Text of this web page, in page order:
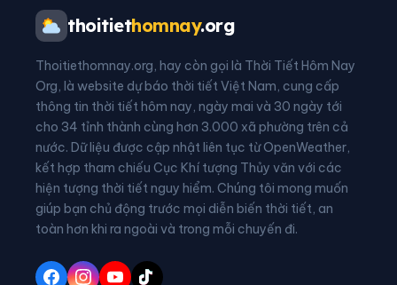
Phường Vĩnh Thông
Xã An Châu
Xã An Minh Xã An Phú
Xã Ba Chúc Xã Bình An
Xã Bình Giang Xã Bình Hòa
Xã Bình Mỹ Xã Bình Sơn
Xã Bình Thạnh Đông Xã Cần Đăng
Xã Châu Phong
thoitiethomnay.org
Thoitiethomnay.org, hay còn gọi là Thời Tiết Hôm Nay
Org, là website dự báo thời tiết Việt Nam, cung cấp
thông tin thời tiết hôm nay, ngày mai và 30 ngày tới
cho 34 tỉnh thành cùng hơn 3.000 xã phường trên cả
nước. Dữ liệu được cập nhật liên tục từ OpenWeather,
kết hợp tham chiếu Cục Khí tượng Thủy văn với các
hiện tượng thời tiết nguy hiểm. Chúng tôi mong muốn
giúp bạn chủ động trước mọi diễn biến thời tiết, an
toàn hơn khi ra ngoài và trong mỗi chuyến đi.